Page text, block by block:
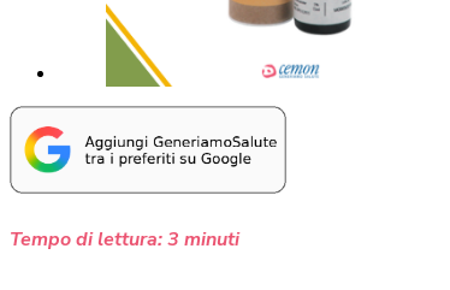
Tempo di lettura:3 minuti